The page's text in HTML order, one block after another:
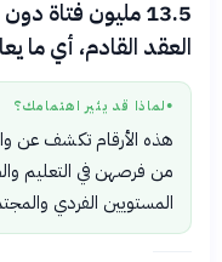
العقد القادم، أي ما يعادل 37 ألف فتاة
● لماذا قد يثير اهتمامك؟
هذه الأرقام تكشف عن
من فرصهن في التعليم
المستويين الفردي